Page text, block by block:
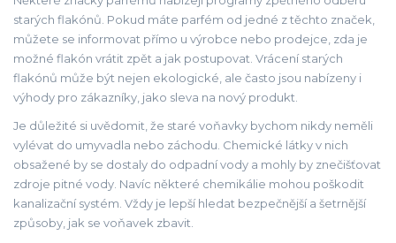
starých flakónů. Pokud máte parfém od jedné z těchto značek,
můžete se informovat přímo u výrobce nebo prodejce, zda je
možné flakón vrátit zpět a jak postupovat. Vrácení starých
flakónů může být nejen ekologické, ale často jsou nabízeny i
výhody pro zákazníky, jako sleva na nový produkt.
Je důležité si uvědomit, že staré voňavky bychom nikdy neměli
vylévat do umyvadla nebo záchodu. Chemické látky v nich
obsažené by se dostaly do odpadní vody a mohly by znečišťovat
zdroje pitné vody. Navíc některé chemikálie mohou poškodit
kanalizační systém. Vždy je lepší hledat bezpečnější a šetrnější
způsoby, jak se voňavek zbavit.